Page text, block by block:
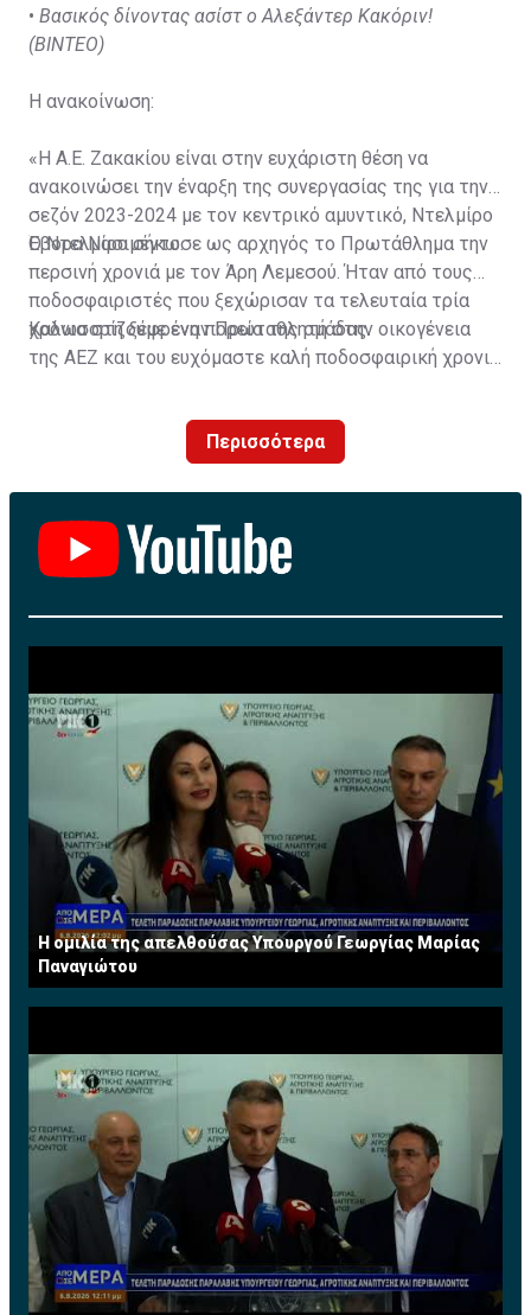
• Βασικός δίνοντας ασίστ ο Αλεξάντερ Κακόριν!
(ΒΙΝΤΕΟ)
Η ανακοίνωση:
«Η Α.Ε. Ζακακίου είναι στην ευχάριστη θέση να
ανακοινώσει την έναρξη της συνεργασίας της για την
σεζόν 2023-2024 με τον κεντρικό αμυντικό, Ντελμίρο
Έβορα Νασιμέντο.
Ο Ντελμίρο σήκωσε ως αρχηγός το Πρωτάθλημα την
περσινή χρονιά με τον Άρη Λεμεσού. Ήταν από τους
ποδοσφαιριστές που ξεχώρισαν τα τελευταία τρία
χρόνια στη ξέφρενη πορεία της ομάδας.
Καλωσορίζουμε έναν Πρωταθλητή στην οικογένεια
της ΑΕΖ και του ευχόμαστε καλή ποδοσφαιρική χρονιά
Περισσότερα
Η ομιλία της απελθούσας Υπουργού Γεωργίας Μαρίας
Παναγιώτου